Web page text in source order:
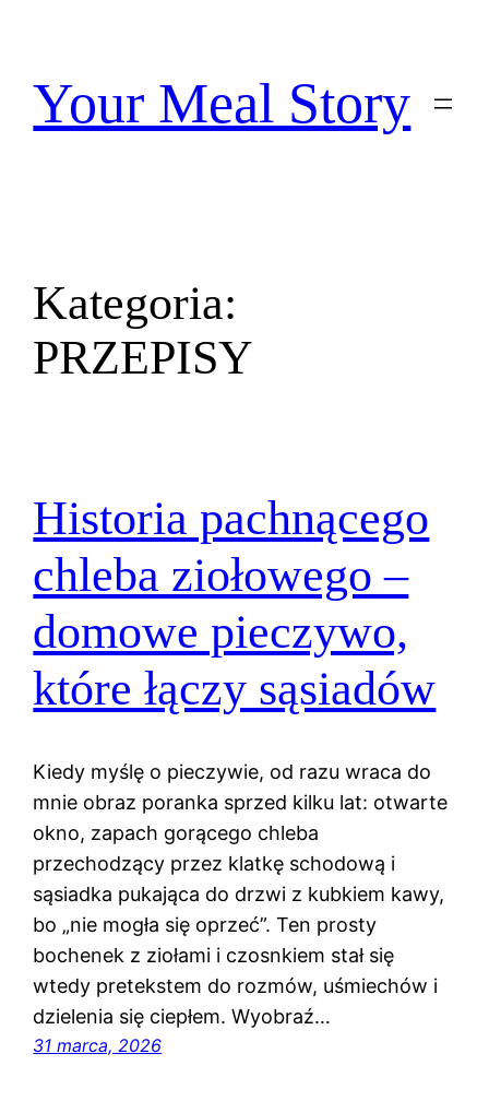
treściYour Meal Story
Kategoria:
PRZEPISY
Historia pachnącego
chleba ziołowego –
domowe pieczywo,
które łączy sąsiadów
Kiedy myślę o pieczywie, od razu wraca do
mnie obraz poranka sprzed kilku lat: otwarte
okno, zapach gorącego chleba
przechodzący przez klatkę schodową i
sąsiadka pukająca do drzwi z kubkiem kawy,
bo „nie mogła się oprzeć”. Ten prosty
bochenek z ziołami i czosnkiem stał się
wtedy pretekstem do rozmów, uśmiechów i
dzielenia się ciepłem. Wyobraź…
31 marca, 2026